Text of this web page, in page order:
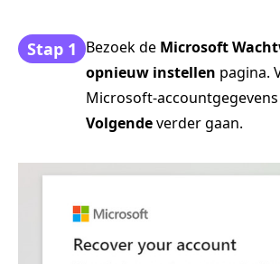
Stap 1 Bezoek de Microsoft
opnieuw instellen pagina.
Microsoft-
Volgendeverder gaan.